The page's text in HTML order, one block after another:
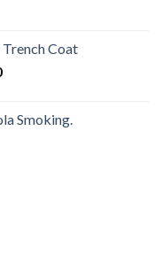
Trench Coat
Price
through
Smoking.